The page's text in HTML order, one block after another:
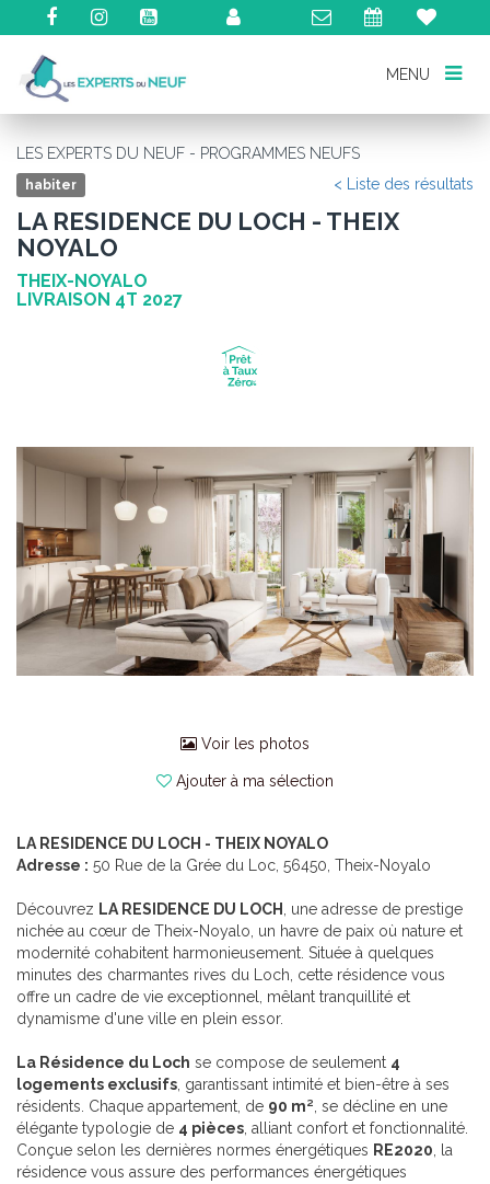
MENU
MENU
LES EXPERTS DU NEUF - PROGRAMMES NEUFS
habiter < Liste des résultats
LA RESIDENCE DU LOCH - THEIX
NOYALO
THEIX-NOYALO
LIVRAISON 4T 2027
Voir les photos
Ajouter à ma sélection
LA RESIDENCE DU LOCH - THEIX NOYALO
Adresse : 50 Rue de la Grée du Loc, 56450, Theix-Noyalo
Découvrez LA RESIDENCE DU LOCH , une adresse de prestige
nichée au cœur de Theix-Noyalo, un havre de paix où nature et
modernité cohabitent harmonieusement. Située à quelques
minutes des charmantes rives du Loch, cette résidence vous
offre un cadre de vie exceptionnel, mêlant tranquillité et
dynamisme d'une ville en plein essor.
La Résidence du Loch se compose de seulement 4
logements exclusifs, garantissant intimité et bien-être à ses
résidents. Chaque appartement, de 90 m², se décline en une
élégante typologie de 4 pièces, alliant confort et fonctionnalité.
Conçue selon les dernières normes énergétiques RE2020, la
résidence vous assure des performances énergétiques